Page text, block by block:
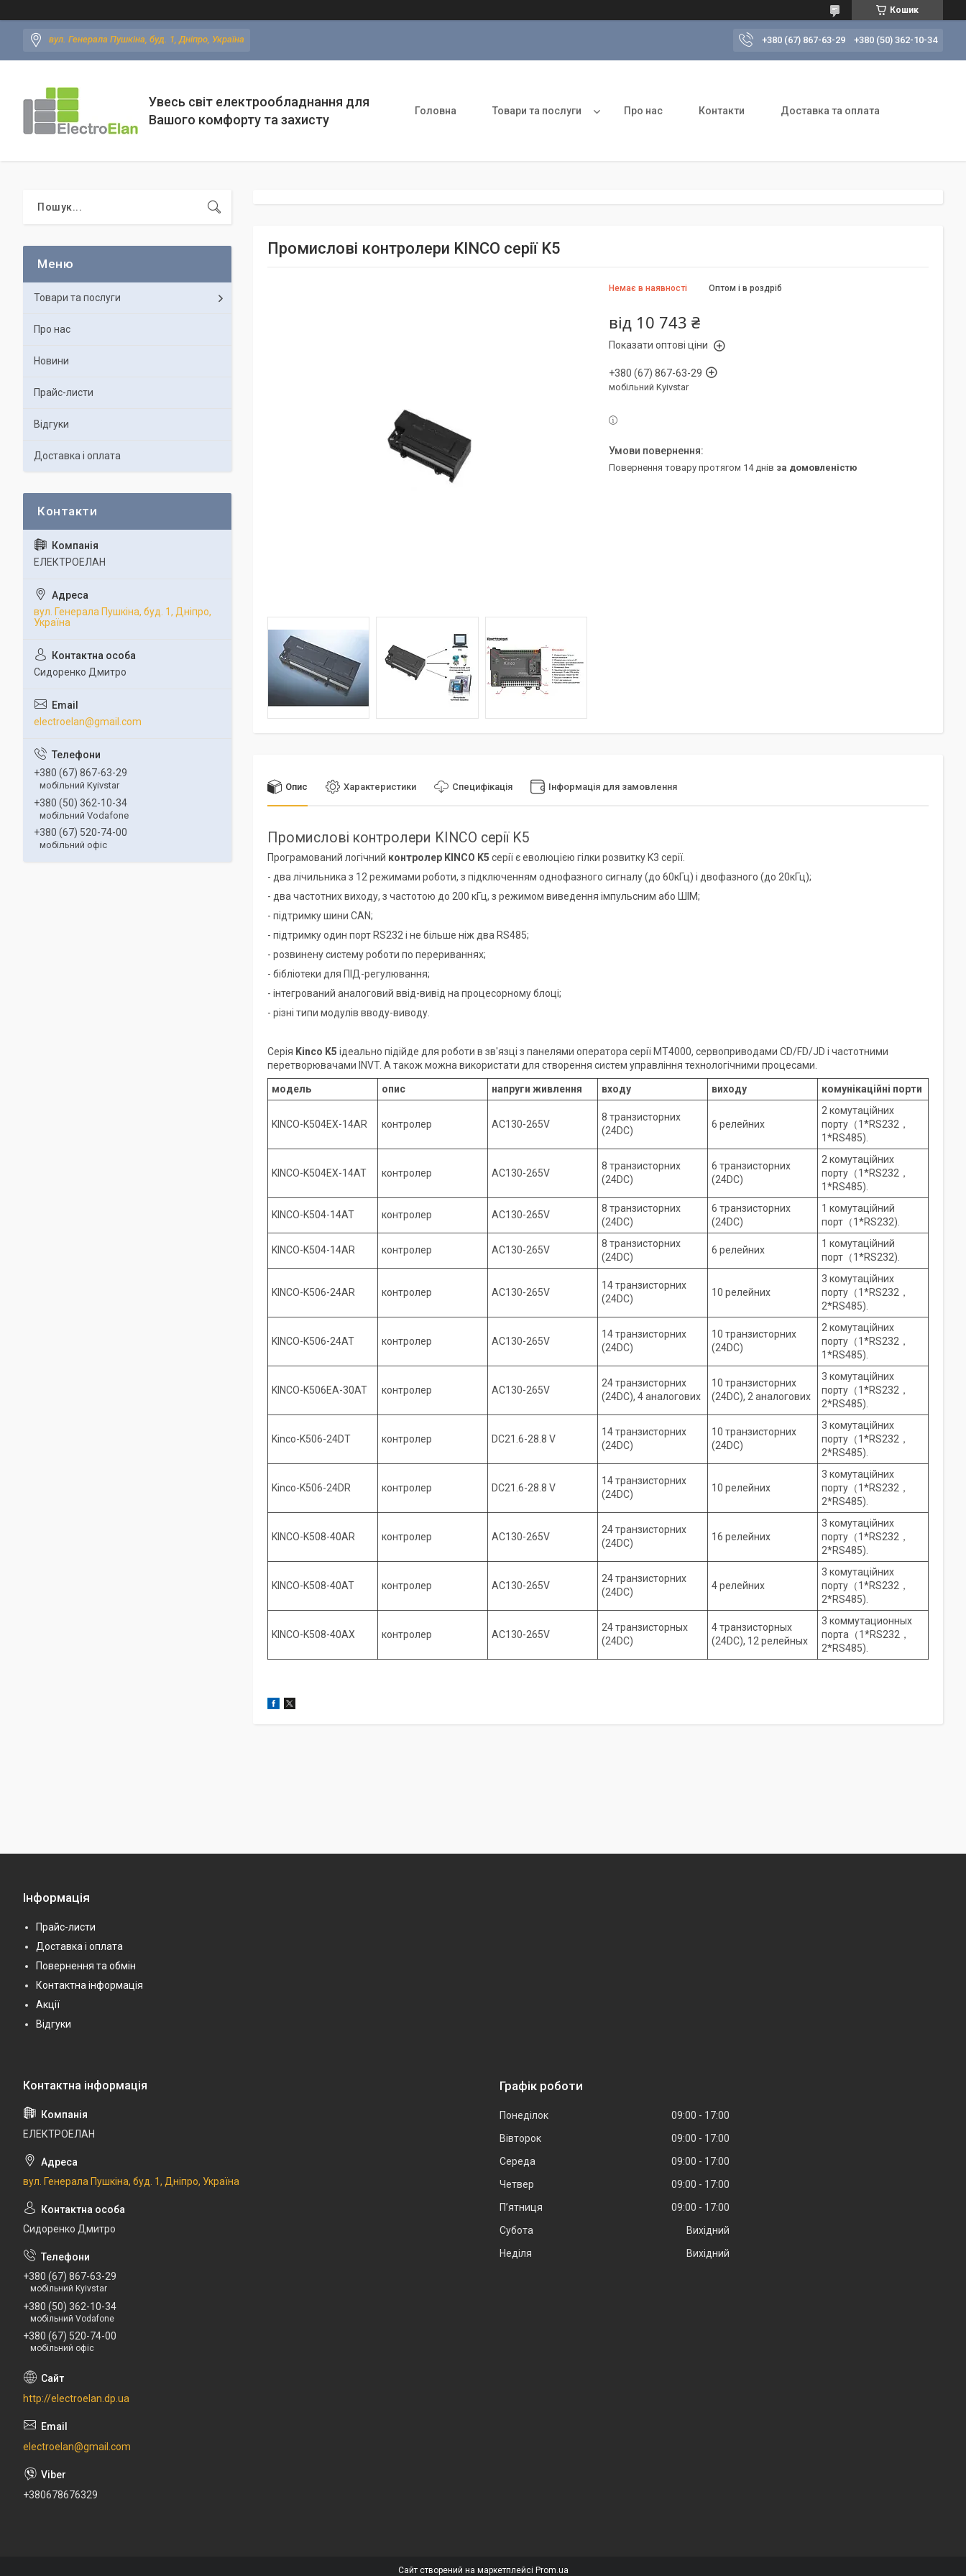
Кошик
вул. Генерала Пушкіна, буд. 1, Дніпро, Україна +380 (67) 867-63-29 +380 (50) 362-10-34
Увесь світ електрообладнання для
Вашого комфорту та захисту
Головна Товари та послуги Про нас Контакти Доставка та оплата
Промислові контролери KINCO серії K5
Немає в наявності Оптом і в роздріб
від 10 743 ₴
Показати оптові ціни
+380 (67) 867-63-29
мобільний Kyivstar
повернення товару протягом 14 днів за домовленістю
Опис Характеристики Специфікація Інформація для замовлення
Промислові контролери KINCO серії K5
Програмований логічний контролер KINCO K5 серії є еволюцією гілки розвитку K3 серії.
- два лічильника з 12 режимами роботи, з підключенням однофазного сигналу (до 60кГц) і двофазного (до 20кГц);
- два частотних виходу, з частотою до 200 кГц, з режимом виведення імпульсним або ШІМ;
- підтримку шини CAN;
- підтримку один порт RS232 і не більше ніж два RS485;
- розвинену систему роботи по перериваннях;
- бібліотеки для ПІД-регулювання;
- інтегрований аналоговий ввід-вивід на процесорному блоці;
- різні типи модулів вводу-виводу.
Серія Kinco K5 ідеально підійде для роботи в зв'язці з панелями оператора серії MT4000, сервоприводами CD/FD/JD і частотними
перетворювачами INVT. А також можна використати для створення систем управління технологічними процесами.
модель опис напруги живлення входу виходу комунікаційні порти
KINCO-K504EX-14AR контролер AC130-265V
8 транзисторних
(24DC)
6 релейних
2 комутаційних
порту（1*RS232，
1*RS485).
KINCO-K504EX-14AT контролер AC130-265V
8 транзисторних
(24DC)
6 транзисторних
(24DC)
2 комутаційних
порту（1*RS232，
1*RS485).
KINCO-K504-14AT контролер AC130-265V
8 транзисторних
(24DC)
6 транзисторних
(24DC)
1 комутаційний
порт（1*RS232).
KINCO-K504-14AR контролер AC130-265V
8 транзисторних
(24DC)
6 релейних
1 комутаційний
порт（1*RS232).
KINCO-K506-24AR контролер AC130-265V
14 транзисторних
(24DC)
10 релейних
3 комутаційних
порту（1*RS232，
2*RS485).
KINCO-K506-24AT контролер AC130-265V
14 транзисторних
(24DC)
10 транзисторних
(24DC)
2 комутаційних
порту（1*RS232，
1*RS485).
KINCO-K506EA-30AT контролер AC130-265V
24 транзисторних
(24DC), 4 аналогових
10 транзисторних
(24DC), 2 аналогових
3 комутаційних
порту（1*RS232，
2*RS485).
Kinco-K506-24DT контролер DC21.6-28.8 V
14 транзисторних
(24DC)
10 транзисторних
(24DC)
3 комутаційних
порту（1*RS232，
2*RS485).
Kinco-K506-24DR контролер DC21.6-28.8 V
14 транзисторних
(24DC)
10 релейних
3 комутаційних
порту（1*RS232，
2*RS485).
KINCO-K508-40AR контролер AC130-265V
24 транзисторних
(24DC)
16 релейних
3 комутаційних
порту（1*RS232，
2*RS485).
KINCO-K508-40AT контролер AC130-265V
24 транзисторних
(24DC)
4 релейних
3 комутаційних
порту（1*RS232，
2*RS485).
KINCO-K508-40AX контролер AC130-265V
24 транзисторных
(24DC)
4 транзисторных
(24DC), 12 релейных
3 коммутационных
порта（1*RS232，
2*RS485).
Товари та послуги
Про нас
Новини
Прайс-листи
Відгуки
Доставка і оплата
ЕЛЕКТРОЕЛАН
вул. Генерала Пушкіна, буд. 1, Дніпро,
Україна
Сидоренко Дмитро
electroelan@gmail.com
+380 (67) 867-63-29
мобільний Kyivstar
+380 (50) 362-10-34
мобільний Vodafone
+380 (67) 520-74-00
мобільний офіс
Інформація
Прайс-листи
Доставка і оплата
Повернення та обмін
Контактна інформація
Акції
Відгуки
ЕЛЕКТРОЕЛАН
вул. Генерала Пушкіна, буд. 1, Дніпро, Україна
Сидоренко Дмитро
+380 (67) 867-63-29
мобільний Kyivstar
+380 (50) 362-10-34
мобільний Vodafone
+380 (67) 520-74-00
мобільний офіс
http://electroelan.dp.ua
electroelan@gmail.com
+380678676329
Графік роботи
Понеділок 09:00
17:00
Вівторок
09:00
17:00
Середа
09:00
17:00
Четвер
09:00
17:00
Пʼятниця
09:00
17:00
Субота
Вихідний
Неділя
Вихідний
Сайт створений на маркетплейсі Prom.ua